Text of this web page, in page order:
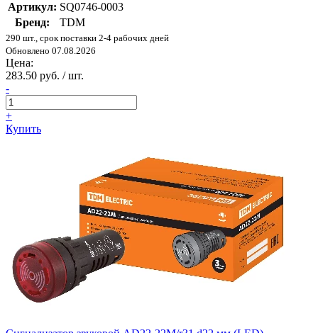
Артикул: SQ0746-0003
Бренд:
TDM
290 шт., срок поставки 2-4 рабочих дней
Обновлено 07.08.2026
Цена:
283.50 руб. / шт.
-
+
Купить